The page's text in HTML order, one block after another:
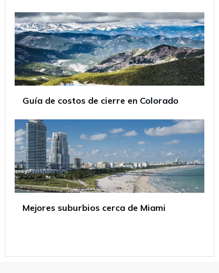
Guía de costos de cierre en Colorado
Mejores suburbios cerca de Miami